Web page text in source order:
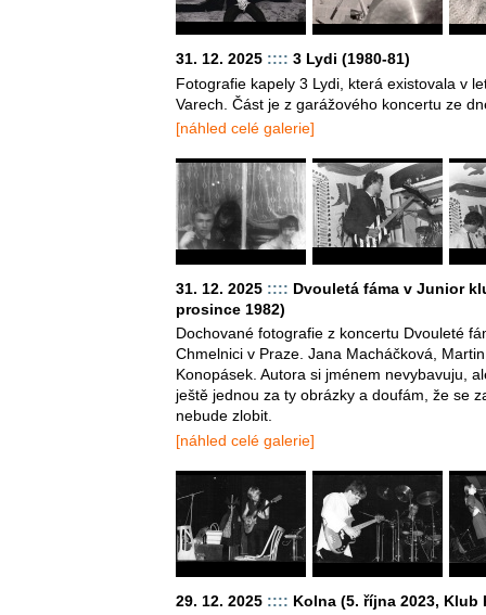
31. 12. 2025 :::: 3 Lydi (1980-81)
Fotografie kapely 3 Lydi, která existovala v
Varech. Část je z garážového koncertu ze
[náhled celé galerie]
31. 12. 2025 :::: Dvouletá fáma v Junior
prosince 1982)
Dochované fotografie z koncertu Dvouleté
Chmelnici v Praze. Jana Macháčková,
Konopásek. Autora si jménem nevybavuju,
ještě jednou za ty obrázky a doufám, že se
nebude zlobit.
[náhled celé galerie]
29. 12. 2025 :::: Kolna (5. října 2023, Klub